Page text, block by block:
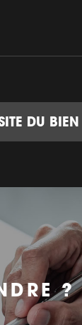
DU BIEN
?